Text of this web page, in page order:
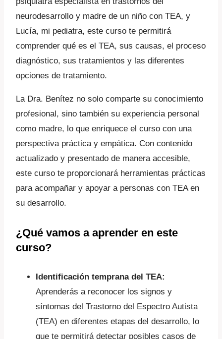
neurodesarrollo y madre de un niño con TEA, y
Lucía, mi pediatra, este curso te permitirá
comprender qué es el TEA, sus causas, el proceso
diagnóstico, sus tratamientos y las diferentes
opciones de tratamiento.
La Dra. Benítez no solo comparte su conocimiento
profesional, sino también su experiencia personal
como madre, lo que enriquece el curso con una
perspectiva práctica y empática. Con contenido
actualizado y presentado de manera accesible,
este curso te proporcionará herramientas prácticas
para acompañar y apoyar a personas con TEA en
su desarrollo.
¿Qué vamos a aprender en este
curso?
Identificación temprana del TEA:
Aprenderás a reconocer los signos y
síntomas del Trastorno del Espectro Autista
(TEA) en diferentes etapas del desarrollo, lo
que te permitirá detectar posibles casos de